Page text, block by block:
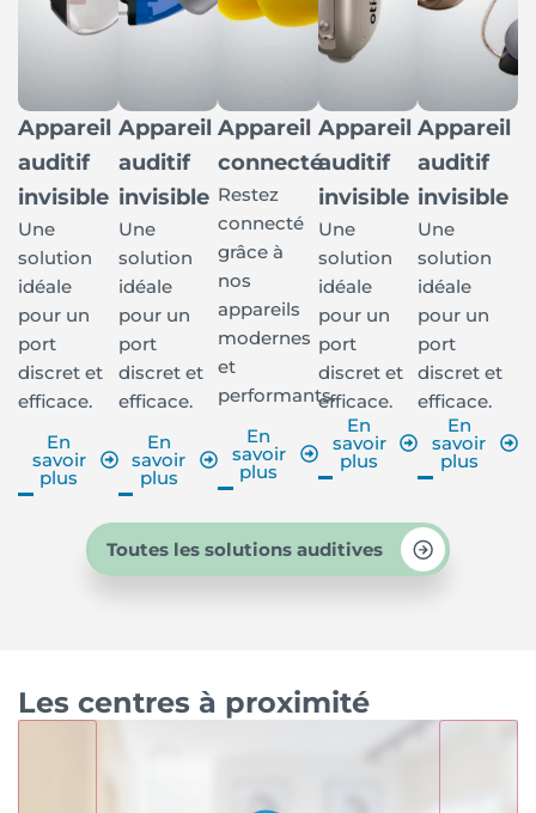
Appareil
auditif
invisible
Une
solution
idéale
pour un
port
discret et
efficace.
En
savoir
plus
Appareil
auditif
invisible
Une
solution
idéale
pour un
port
discret et
efficace.
En
savoir
plus
Appareil
connecté
Restez
connecté
grâce à
nos
appareils
modernes
et
performants.
En
savoir
plus
Appareil
auditif
invisible
Une
solution
idéale
pour un
port
discret et
efficace.
En
savoir
plus
Appareil
auditif
invisible
Une
solution
idéale
pour un
port
discret et
efficace.
En
savoir
plus
Toutes les solutions auditives
Les centres à proximité